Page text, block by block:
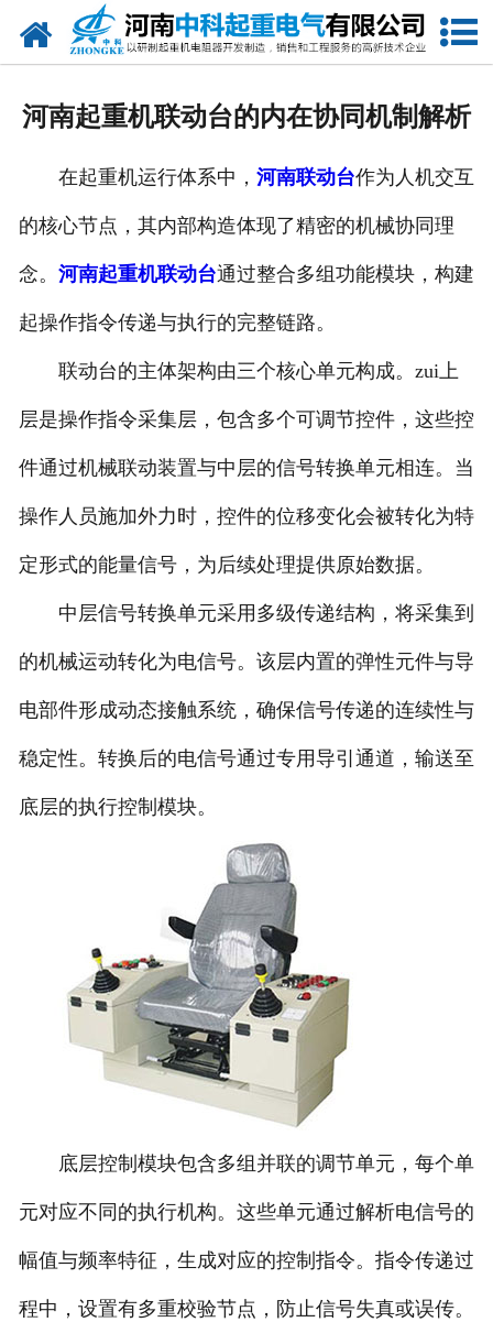
网站首页
联系我们
河南起重机联动台的内在协同机制解析
在起重机运行体系中， 河南联动台作为人机交互
的核心节点，其内部构造体现了精密的机械协同理
念。 河南起重机联动台通过整合多组功能模块，构建
起操作指令传递与执行的完整链路。
联动台的主体架构由三个核心单元构成。zui上
层是操作指令采集层，包含多个可调节控件，这些控
件通过机械联动装置与中层的信号转换单元相连。当
操作人员施加外力时，控件的位移变化会被转化为特
定形式的能量信号，为后续处理提供原始数据。
中层信号转换单元采用多级传递结构，将采集到
的机械运动转化为电信号。该层内置的弹性元件与导
电部件形成动态接触系统，确保信号传递的连续性与
稳定性。转换后的电信号通过专用导引通道，输送至
底层的执行控制模块。
底层控制模块包含多组并联的调节单元，每个单
元对应不同的执行机构。这些单元通过解析电信号的
幅值与频率特征，生成对应的控制指令。指令传递过
程中，设置有多重校验节点，防止信号失真或误传。